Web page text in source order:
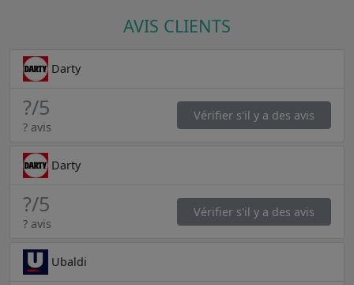
AVIS CLIENTS
Darty
?/5
? avis
Vérifier s'il y a des avis
Darty
?/5
? avis
Vérifier s'il y a des avis
Ubaldi